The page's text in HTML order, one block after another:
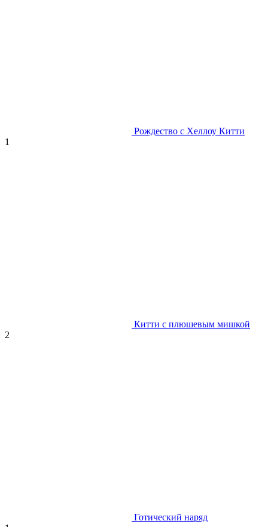
Рождество с Хеллоу Китти
1
Китти с плюшевым мишкой
2
Готический наряд